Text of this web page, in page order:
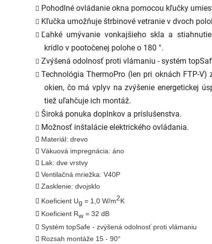
Pohodlné ovládanie okna pomocou kľučky
Kľučka umožňuje štrbinové vetranie v dvoch
Ľahké umývanie vonkajšieho skla a
krídlo v pootočenej polohe o 180 °.
Zvýšená odolnosť proti vlámaniu - systém
Technológia ThermoPro (len pri oknách FTP-
okien, čo má vplyv na zvýšenie energetickej
tiež uľahčuje ich montáž.
Široká ponuka doplnkov a príslušenstva.
Možnosť inštalácie elektrického ovládania.
Materiál: drevo
Vákuová impregnácia: áno
Lak: dve vrstvy
Ventilačná mriežka: V40P
Zasklenie: dvojsklo
Koeficient Ug = 1,0 W/m2K
Koeficient Rw = 32 dB
Systém topSafe - zvýšená odolnosť proti vlámaniu
Rozsah montáže 15 - 90°